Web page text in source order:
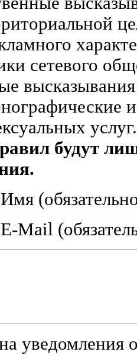
сетевого
услуг.
будут
Имя
E-Mail
уведомления